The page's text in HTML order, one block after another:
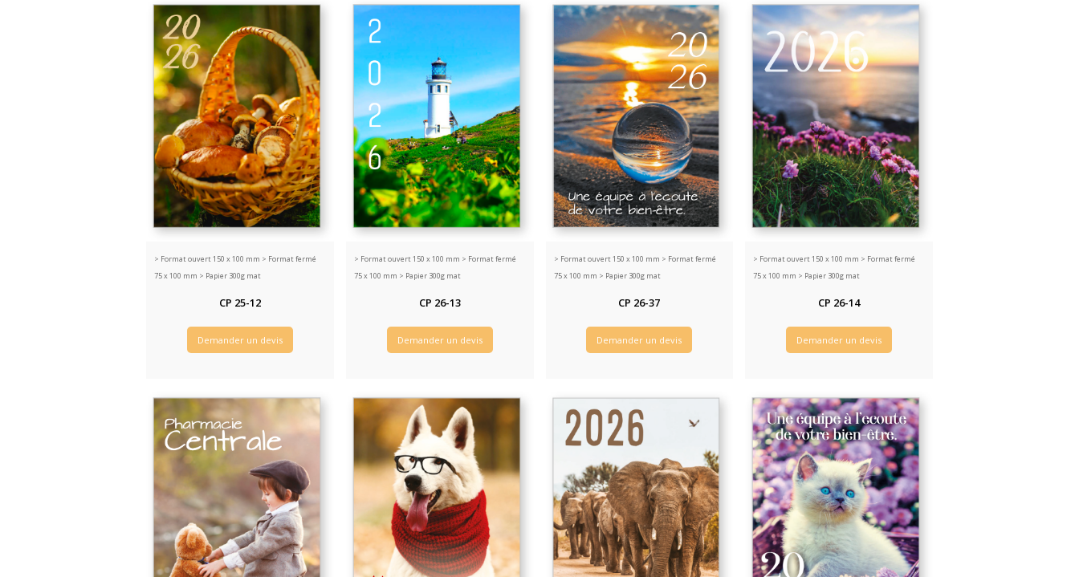
> Format ouvert 150 x 100 mm > Format fermé
75 x 100 mm > Papier 300g mat
CP 25-12
Demander un devis
> Format ouvert 150 x 100 mm > Format fermé
75 x 100 mm > Papier 300g mat
CP 26-13
Demander un devis
> Format ouvert 150 x 100 mm > Format fermé
75 x 100 mm > Papier 300g mat
CP 26-37
Demander un devis
> Format ouvert 150 x 100 mm > Format fermé
75 x 100 mm > Papier 300g mat
CP 26-14
Demander un devis